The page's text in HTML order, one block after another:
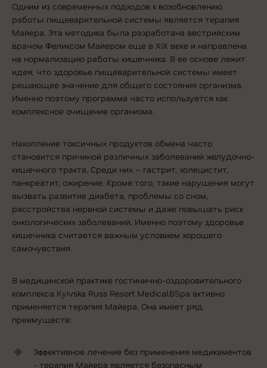
Одним из современных подходов к возобновлению
работы пищеварительной системы является терапия
Майера. Эта методика была разработана австрийским
врачом Феликсом Майером еще в XIX веке и направлена
на нормализацию работы кишечника. В ее основе лежит
идея, что здоровье пищеварительной системы имеет
решающее значение для общего состояния организма.
Именно поэтому программа часто используется как
комплексное очищение организма.
Накопление токсичных продуктов обмена часто
становится причиной различных заболеваний желудочно-
кишечного тракта. Среди них – гастрит, холецистит,
панкреатит, ожирение. Кроме того, такие нарушения могут
вызвать развитие диабета, проблемы со сном,
расстройства нервной системы и даже повышать риск
онкологических заболеваний. Именно поэтому здоровье
кишечника считается важным условием хорошего
самочувствия.
В медицинской практике гостинично-оздоровительного
комплекса Kyivska Russ Resort Medical&Spa активно
применяется терапия Майера. Она имеет ряд
преимуществ:
Эффективное лечение без применения медикаментов
- терапия Майера является безопасным